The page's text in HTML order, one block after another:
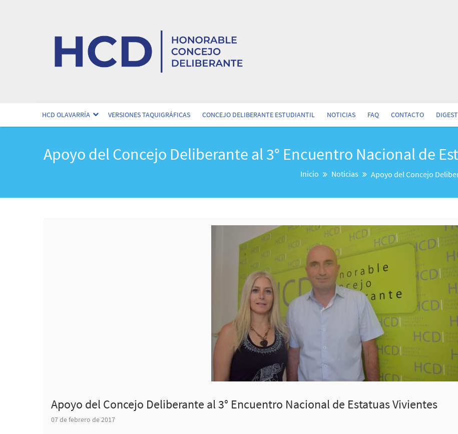
HCD OLAVARRÍA VERSIONES TAQUIGRÁFICAS CONCEJO DELIBERANTE ESTUDIANTIL NOTICIAS FAQ CONTACTO
Apoyo del Concejo Deliberante al 3° Encuentro Nacional de
Inicio Noticias Apoyo del Concejo
Apoyo del Concejo Deliberante al 3° Encuentro Nacional de Estatuas Vivientes
07 de febrero de 2017